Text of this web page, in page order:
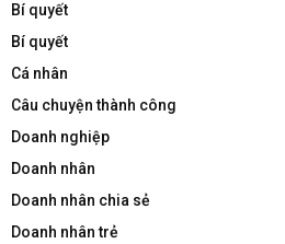
Bí quyết
Bí quyết
Cá nhân
Câu chuyện thành công
Doanh nghiệp
Doanh nhân
Doanh nhân chia sẻ
Doanh nhân trẻ